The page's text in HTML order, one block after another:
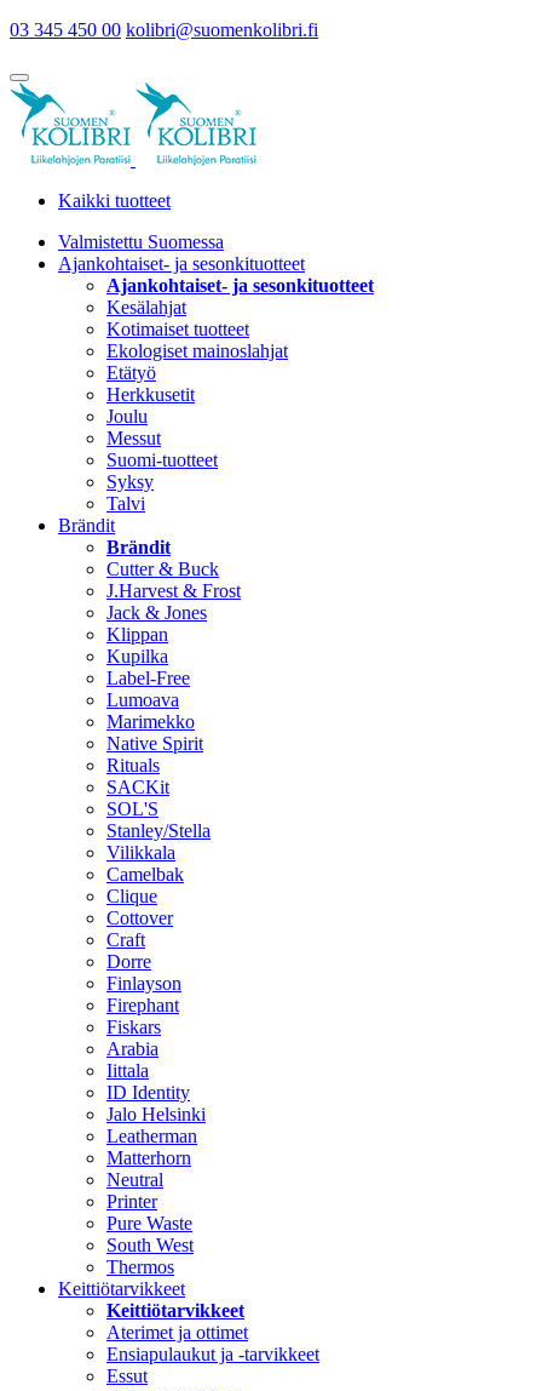
03 345 450 00 kolibri@suomenkolibri.fi
Kaikki tuotteet
Valmistettu Suomessa
Ajankohtaiset- ja sesonkituotteet
Ajankohtaiset- ja sesonkituotteet
Kesälahjat
Kotimaiset tuotteet
Ekologiset mainoslahjat
Etätyö
Herkkusetit
Joulu
Messut
Suomi-tuotteet
Syksy
Talvi
Brändit
Brändit
Cutter & Buck
J.Harvest & Frost
Jack & Jones
Klippan
Kupilka
Label-Free
Lumoava
Marimekko
Native Spirit
Rituals
SACKit
SOL'S
Stanley/Stella
Vilikkala
Camelbak
Clique
Cottover
Craft
Dorre
Finlayson
Firephant
Fiskars
Arabia
Iittala
ID Identity
Jalo Helsinki
Leatherman
Matterhorn
Neutral
Printer
Pure Waste
South West
Thermos
Keittiötarvikkeet
Keittiötarvikkeet
Aterimet ja ottimet
Ensiapulaukut ja -tarvikkeet
Essut